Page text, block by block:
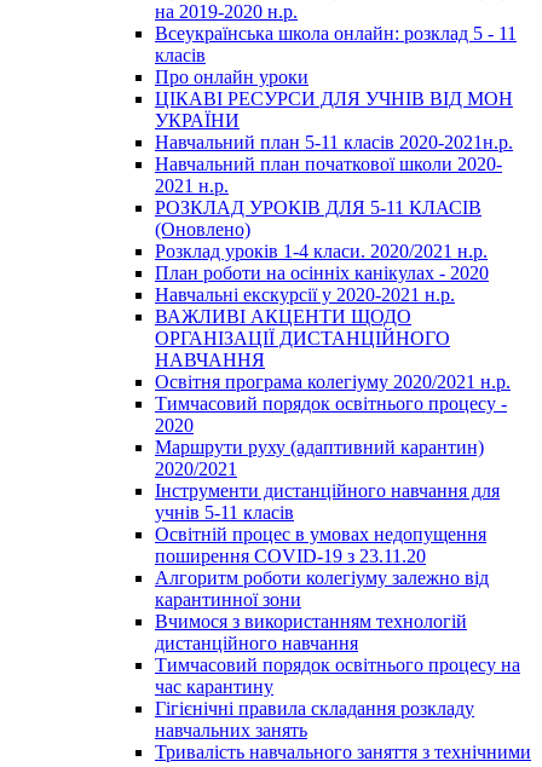
на 2019-2020 н.р.
Всеукраїнська школа онлайн: розклад 5 - 11
класів
Про онлайн уроки
ЦІКАВІ РЕСУРСИ ДЛЯ УЧНІВ ВІД МОН
УКРАЇНИ
Навчальний план 5-11 класів 2020-2021н.р.
Навчальний план початкової школи 2020-
2021 н.р.
РОЗКЛАД УРОКІВ ДЛЯ 5-11 КЛАСІВ
(Оновлено)
Розклад уроків 1-4 класи. 2020/2021 н.р.
План роботи на осінніх канікулах - 2020
Навчальні екскурсії у 2020-2021 н.р.
ВАЖЛИВІ АКЦЕНТИ ЩОДО
ОРГАНІЗАЦІЇ ДИСТАНЦІЙНОГО
НАВЧАННЯ
Освітня програма колегіуму 2020/2021 н.р.
Тимчасовий порядок освітнього процесу -
2020
Маршрути руху (адаптивний карантин)
2020/2021
Інструменти дистанційного навчання для
учнів 5-11 класів
Освітній процес в умовах недопущення
поширення COVID-19 з 23.11.20
Алгоритм роботи колегіуму залежно від
карантинної зони
Вчимося з використанням технологій
дистанційного навчання
Тимчасовий порядок освітнього процесу на
час карантину
Гігієнічні правила складання розкладу
навчальних занять
Тривалість навчального заняття з технічними